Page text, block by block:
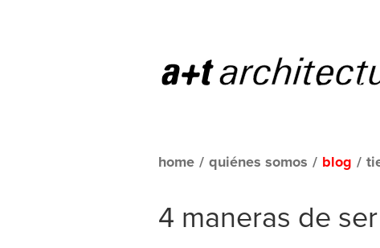
home / quiénes somos / blog /
4 maneras de